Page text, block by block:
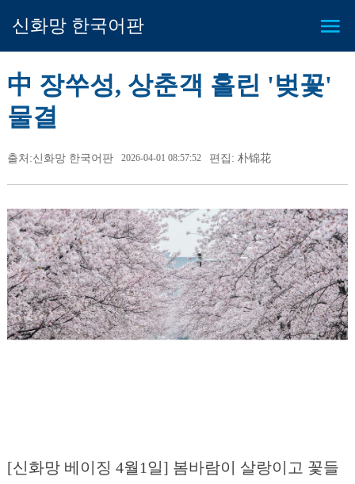
신화망 한국어판
中 장쑤성, 상춘객 홀린 '벚꽃'
물결
출처:신화망 한국어판 2026-04-01 08:57:52 편집: 朴锦花
[신화망 베이징 4월1일] 봄바람이 살랑이고 꽃들